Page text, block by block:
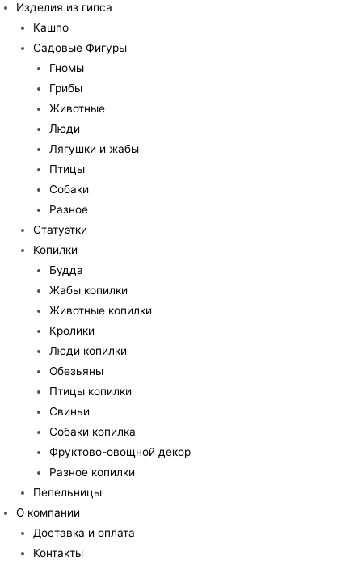
Изделия из гипса
Кашпо
Садовые Фигуры
Гномы
Грибы
Животные
Люди
Лягушки и жабы
Птицы
Собаки
Разное
Статуэтки
Копилки
Будда
Жабы копилки
Животные копилки
Кролики
Люди копилки
Обезьяны
Птицы копилки
Свиньи
Собаки копилка
Фруктово-овощной декор
Разное копилки
Пепельницы
О компании
Доставка и оплата
Контакты